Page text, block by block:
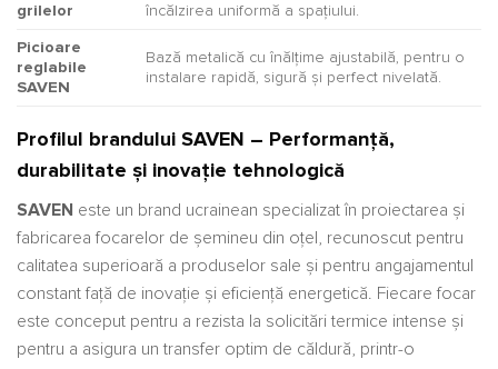
grilelor
încălzirea uniformă a spațiului.
Picioare
reglabile
SAVEN
Bază metalică cu înălțime ajustabilă, pentru o
instalare rapidă, sigură și perfect nivelată.
Profilul brandului SAVEN – Performanță,
durabilitate și inovație tehnologică
SAVEN este un brand ucrainean specializat în proiectarea și
fabricarea focarelor de șemineu din oțel, recunoscut pentru
calitatea superioară a produselor sale și pentru angajamentul
constant față de inovație și eficiență energetică. Fiecare focar
este conceput pentru a rezista la solicitări termice intense și
pentru a asigura un transfer optim de căldură, printr-o